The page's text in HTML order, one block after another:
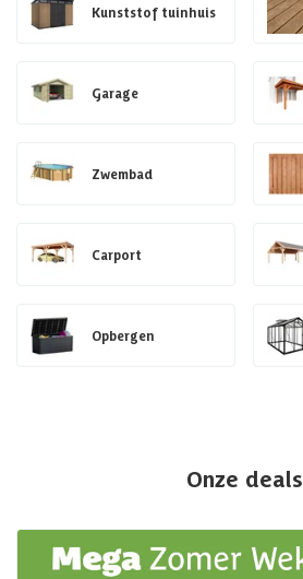
Kunststof tuinhuis
Garage
Zwembad
Carport
Opbergen
Onze deals